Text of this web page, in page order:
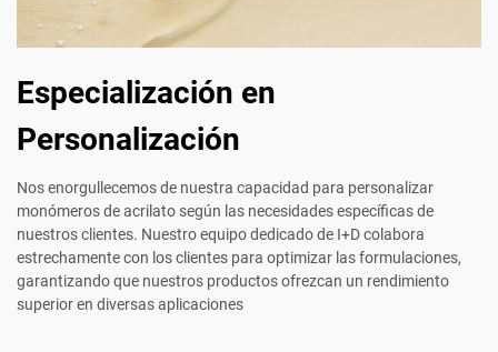
Especialización en
Personalización
Nos enorgullecemos de nuestra capacidad para personalizar
monómeros de acrilato según las necesidades específicas de
nuestros clientes. Nuestro equipo dedicado de I+D colabora
estrechamente con los clientes para optimizar las formulaciones,
garantizando que nuestros productos ofrezcan un rendimiento
superior en diversas aplicaciones